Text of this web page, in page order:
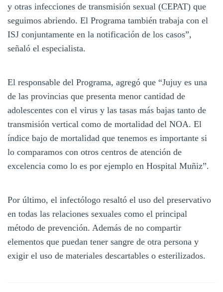
y otras infecciones de transmisión sexual (CEPAT) que
seguimos abriendo. El Programa también trabaja con el
ISJ conjuntamente en la notificación de los casos”,
señaló el especialista.
El responsable del Programa, agregó que “Jujuy es una
de las provincias que presenta menor cantidad de
adolescentes con el virus y las tasas más bajas tanto de
transmisión vertical como de mortalidad del NOA. El
índice bajo de mortalidad que tenemos es importante si
lo comparamos con otros centros de atención de
excelencia como lo es por ejemplo en Hospital Muñiz”.
Por último, el infectólogo resaltó el uso del preservativo
en todas las relaciones sexuales como el principal
método de prevención. Además de no compartir
elementos que puedan tener sangre de otra persona y
exigir el uso de materiales descartables o esterilizados.